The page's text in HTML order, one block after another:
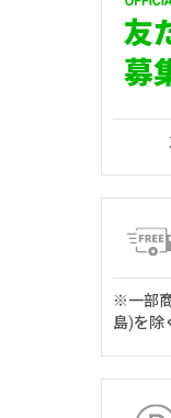
※一部商
島)を除